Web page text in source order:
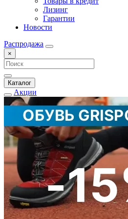
Лизинг
Гарантии
Новости
Распродажа
×
Каталог
Акции